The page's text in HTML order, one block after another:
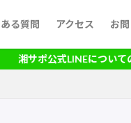
る質問 アクセス お
湘サポ公式LINEについての